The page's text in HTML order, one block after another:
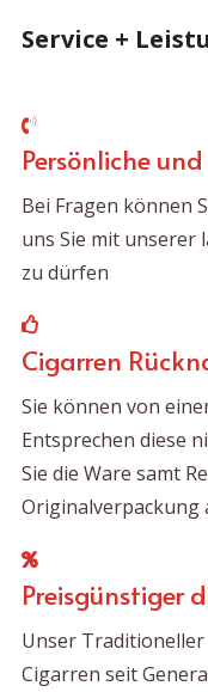
Service +
Persönliche
Bei Fragen können
uns Sie mit
zu dürfen
Cigarren
Sie können von
Entsprechen diese
Sie die Ware samt
Originalverpackung
Preisgünstiger
Unser
Cigarren seit